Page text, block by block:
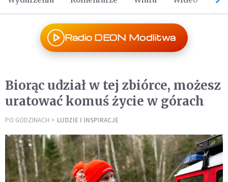
Radio DEON Modlitwa
Biorąc udział w tej zbiórce, możesz
uratować komuś życie w górach
PO GODZINACH LUDZIE I INSPIRACJE